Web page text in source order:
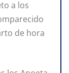
a los
de hora